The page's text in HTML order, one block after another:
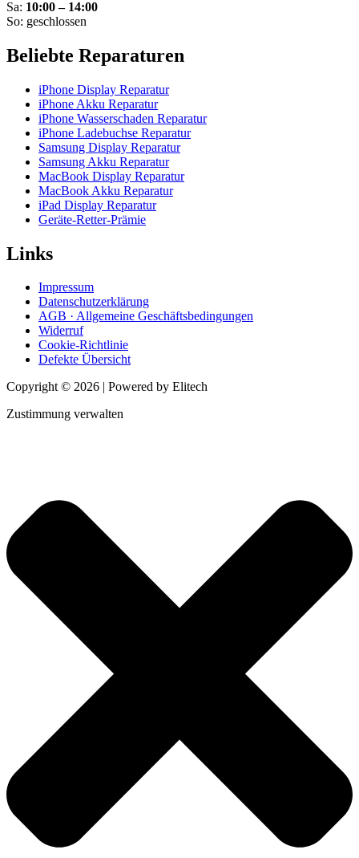
Sa: 10:00 – 14:00
So: geschlossen
Beliebte Reparaturen
iPhone Display Reparatur
iPhone Akku Reparatur
iPhone Wasserschaden Reparatur
iPhone Ladebuchse Reparatur
Samsung Display Reparatur
Samsung Akku Reparatur
MacBook Display Reparatur
MacBook Akku Reparatur
iPad Display Reparatur
Geräte-Retter-Prämie
Links
Impressum
Datenschutzerklärung
AGB · Allgemeine Geschäftsbedingungen
Widerruf
Cookie-Richtlinie
Defekte Übersicht
Copyright © 2026 | Powered by Elitech
Zustimmung verwalten